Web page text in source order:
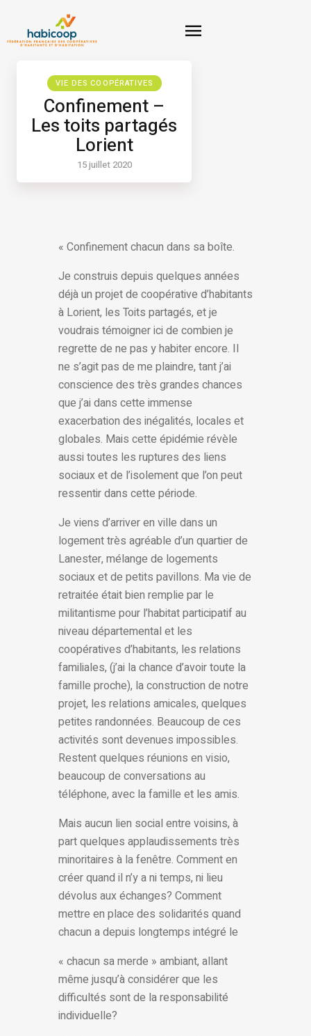
VIE DES COOPÉRATIVES
Confinement –
Les toits partagés
Lorient
15 juillet 2020
« Confinement chacun dans sa boîte.
Je construis depuis quelques années
déjà un projet de coopérative d’habitants
à Lorient, les Toits partagés, et je
voudrais témoigner ici de combien je
regrette de ne pas y habiter encore. Il
ne s’agit pas de me plaindre, tant j’ai
conscience des très grandes chances
que j’ai dans cette immense
exacerbation des inégalités, locales et
globales. Mais cette épidémie révèle
aussi toutes les ruptures des liens
sociaux et de l’isolement que l’on peut
ressentir dans cette période.
Je viens d’arriver en ville dans un
logement très agréable d’un quartier de
Lanester, mélange de logements
sociaux et de petits pavillons. Ma vie de
retraitée était bien remplie par le
militantisme pour l’habitat participatif au
niveau départemental et les
coopératives d’habitants, les relations
familiales, (j’ai la chance d’avoir toute la
famille proche), la construction de notre
projet, les relations amicales, quelques
petites randonnées. Beaucoup de ces
activités sont devenues impossibles.
Restent quelques réunions en visio,
beaucoup de conversations au
téléphone, avec la famille et les amis.
Mais aucun lien social entre voisins, à
part quelques applaudissements très
minoritaires à la fenêtre. Comment en
créer quand il n’y a ni temps, ni lieu
dévolus aux échanges? Comment
mettre en place des solidarités quand
chacun a depuis longtemps intégré le
« chacun sa merde » ambiant, allant
même jusqu’à considérer que les
difficultés sont de la responsabilité
individuelle?